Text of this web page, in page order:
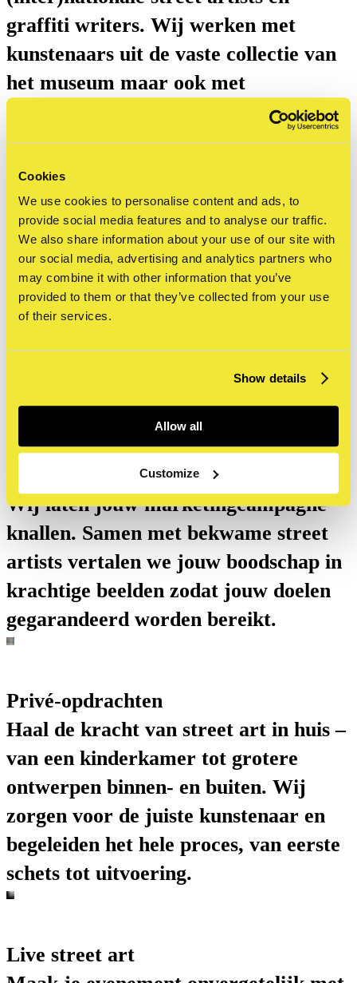
Cookies
We use cookies to personalise content and ads, to
provide social media features and to analyse our traffic.
We also share information about your use of our site with
our social media, advertising and analytics partners who
may combine it with other information that you’ve
provided to them or that they’ve collected from your use
of their services.
Show details
Allow all
Customize
graffiti writers. Wij werken met
kunstenaars uit de vaste collectie van
het museum maar ook met
opkomende artiesten.
Inspirerende samenwerkingen
Wij organiseren inclusieve workshops
waarin kunstenaars samen met
gemeenschappen en scholen werken
aan indrukwekkende ontwerpen.
Commerciële projecten
Wij laten jouw marketingcampagne
knallen. Samen met bekwame street
artists vertalen we jouw boodschap in
krachtige beelden zodat jouw doelen
gegarandeerd worden bereikt.
Privé-opdrachten
Haal de kracht van street art in huis –
van een kinderkamer tot grotere
ontwerpen binnen- en buiten. Wij
zorgen voor de juiste kunstenaar en
begeleiden het hele proces, van eerste
schets tot uitvoering.
Live street art